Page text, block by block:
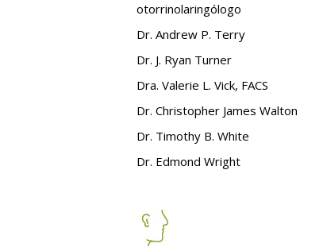
otorrinolaringólogo
Dr. Andrew P. Terry
Dr. J. Ryan Turner
Dra. Valerie L. Vick, FACS
Dr. Christopher James Walton
Dr. Timothy B. White
Dr. Edmond Wright